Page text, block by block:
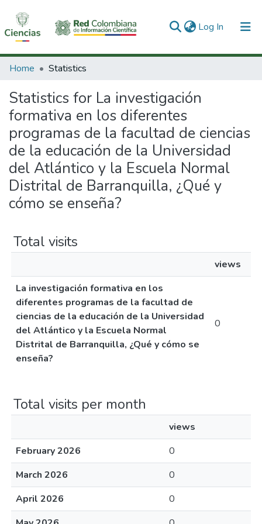
Log In (current)
Communities & Collections
All of DSpace
Home Statistics
Statistics for La investigación
formativa en los diferentes
programas de la facultad de ciencias
de la educación de la Universidad
del Atlántico y la Escuela Normal
Distrital de Barranquilla, ¿Qué y
cómo se enseña?
Total visits
views
La investigación formativa en los
diferentes programas de la facultad de
ciencias de la educación de la Universidad
del Atlántico y la Escuela Normal
Distrital de Barranquilla, ¿Qué y cómo se
enseña?
0
Total visits per month
views
February 2026
0
March 2026
0
April 2026
0